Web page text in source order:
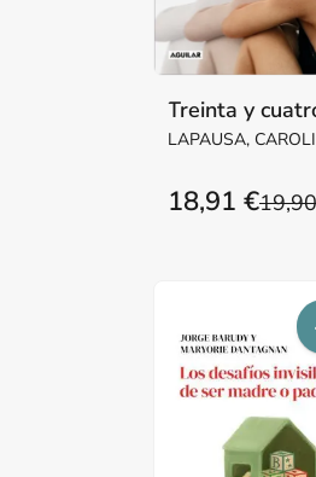
Treinta y
LAPAUSA,
18,91 €